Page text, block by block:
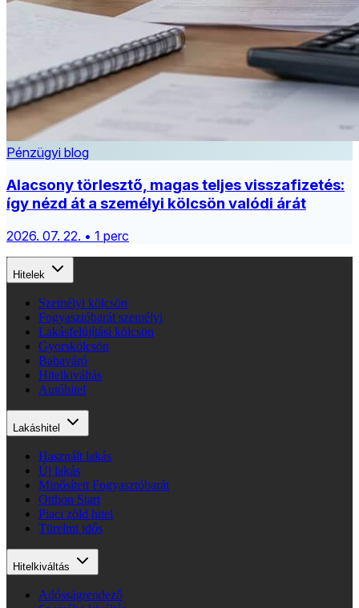
Pénzügyi blog
Alacsony törlesztő, magas teljes visszafizetés:
így nézd át a személyi kölcsön valódi árát
2026. 07. 22. • 1 perc
Hitelek
Személyi kölcsön
Fogyasztóbarát személyi
Lakásfelújítási kölcsön
Gyorskölcsön
Babaváró
Hitelkiváltás
Autóhitel
Lakáshitel
Használt lakás
Új lakás
Minősített Fogyasztóbarát
Otthon Start
Piaci zöld hitel
Türelmi idős
Hitelkiváltás
Adósságrendező